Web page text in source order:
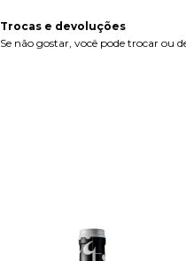
Trocas e devoluções
Se não gostar, você pode trocar ou